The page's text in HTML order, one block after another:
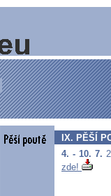
IX. PĚŠÍ
4. - 10. 7.
zde!